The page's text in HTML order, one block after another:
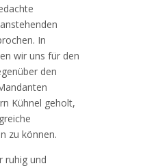
In
wir uns für den
den
Kühnel geholt,
zu können.
ruhig und